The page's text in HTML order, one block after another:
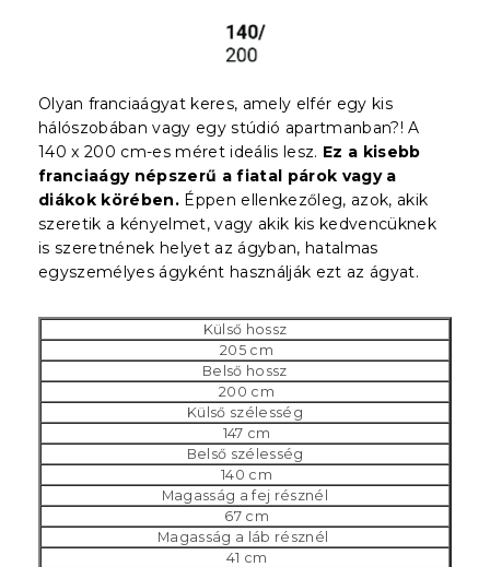
Olyan franciaágyat keres, amely elfér egy kis
hálószobában vagy egy stúdió apartmanban?! A
140 x 200 cm-es méret ideális lesz. Ez a kisebb
franciaágy népszerű a fiatal párok vagy a
diákok körében. Éppen ellenkezőleg, azok, akik
szeretik a kényelmet, vagy akik kis kedvencüknek
is szeretnének helyet az ágyban, hatalmas
egyszemélyes ágyként használják ezt az ágyat.
Külső hossz
205 cm
Belső hossz
200 cm
Külső szélesség
147 cm
Belső szélesség
140 cm
Magasság a fej résznél
67 cm
Magasság a láb résznél
41 cm